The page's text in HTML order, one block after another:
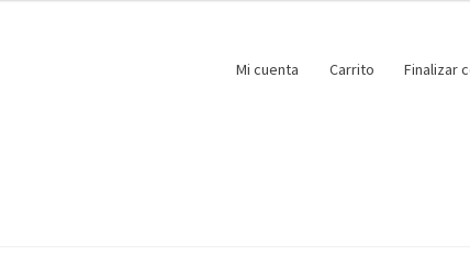
Mi cuenta Carrito Finalizar